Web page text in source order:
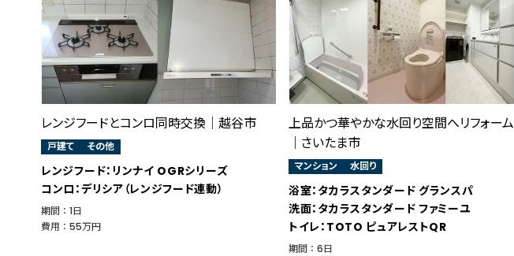
レンジフードとコンロ同時交換│越谷市
戸建て その他
レンジフード：リンナイ OGRシリーズ
コンロ：デリシア（レンジフード連動）
期間 ： 1日
費用 ： 55万円
上品かつ華やかな水回り空間へリフォーム
｜さいたま市
マンション 水回り
浴室：タカラスタンダード グランスパ
洗面：タカラスタンダード ファミーユ
トイレ：TOTO ピュアレストQR
期間 ： 6日